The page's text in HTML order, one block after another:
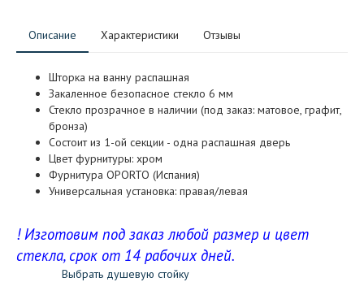
Описание Характеристики Отзывы
Шторка на ванну распашная
Закаленное безопасное стекло 6 мм
Стекло прозрачное в наличии (под заказ: матовое, графит,
бронза)
Состоит из 1-ой секции - одна распашная дверь
Цвет фурнитуры: хром
Фурнитура OPORTO (Испания)
Универсальная установка: правая/левая
! Изготовим под заказ любой размер и цвет
стекла, срок от 14 рабочих дней.
Выбрать душевую стойку